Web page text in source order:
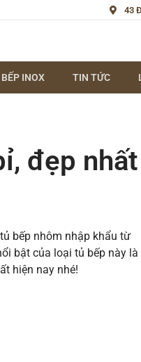
43
INOX TIN TỨC
đẹp nhất
bếp nhôm nhập khẩu từ
bật của loại tủ bếp này là
hiện nay nhé!